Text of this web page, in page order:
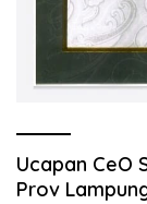
Ucapan CeO
Prov